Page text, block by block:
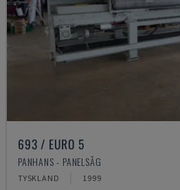
693 / EURO 5
PANHANS - PANELSÅG
TYSKLAND 1999